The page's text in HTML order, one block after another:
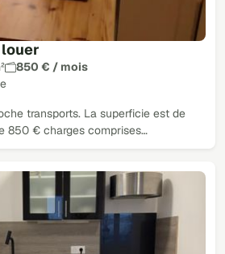
850 € / mois
transports. La superficie est de
850 € charges comprises…